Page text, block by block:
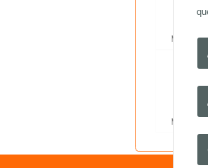
NAUFRAGIO
NAUFRAGIO